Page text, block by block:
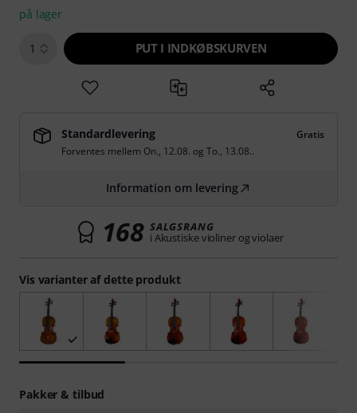
Vis varianter af dette produkt
på lager
1 PUT I INDKØBSKURVEN
Standardlevering
Gratis
Forventes mellem On., 12.08. og To., 13.08..
Information om levering
168 SALGSRANG
i Akustiske violiner og violaer
Pakker & tilbud